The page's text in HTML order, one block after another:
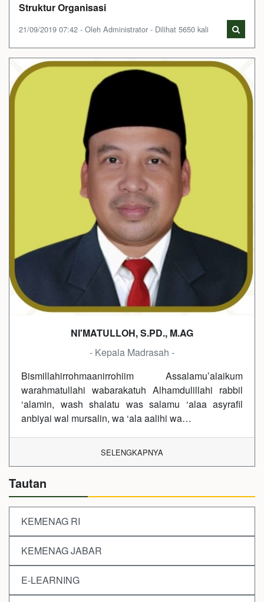
Struktur Organisasi
21/09/2019 07:42 - Oleh Administrator - Dilihat 5650 kali
NI'MATULLOH, S.PD., M.AG
- Kepala Madrasah -
Bismillahirrohmaanirrohiim Assalamu’alaikum
warahmatullahi wabarakatuh Alhamdulillahi rabbil
‘alamin, wash shalatu was salamu ‘alaa asyrafil
anbiyai wal mursalin, wa ‘ala aalihi wa…
SELENGKAPNYA
Tautan
KEMENAG RI
KEMENAG JABAR
E-LEARNING